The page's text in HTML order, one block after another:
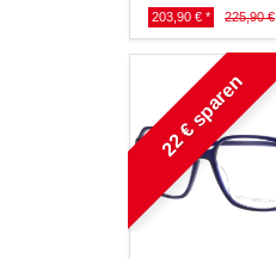
203,90 € *
225,90 €
22 € sparen